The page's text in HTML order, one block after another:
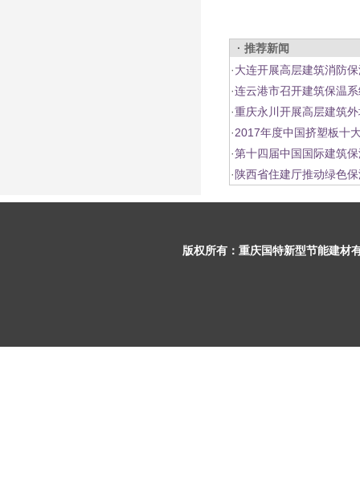
· 推荐新闻
·大连开展高层建筑消防
·连云港市召开建筑保温
·重庆永川开展高层建筑
·2017年度中国挤塑板十
·第十四届中国国际建筑
· 陕西省住建厅推动绿色
版权所有： 重庆国特新型节能建材